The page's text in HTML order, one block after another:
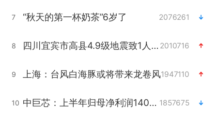
7 “秋天的第一杯奶茶”6岁了 2076261
8 四川宜宾市高县4.9级地震致1人死亡 2010716
9 上海：台风白海豚或将带来龙卷风1947110
10 中巨芯：上半年归母净利润1405.77万元 1857675